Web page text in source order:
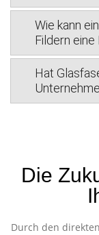
Wie kann
Fildern
Hat
Die
Durch den